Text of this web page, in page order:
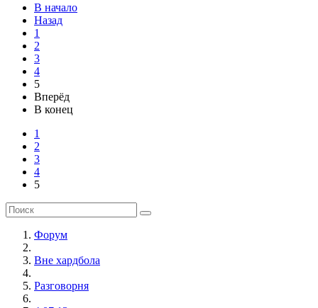
В начало
Назад
1
2
3
4
5
Вперёд
В конец
1
2
3
4
5
Форум
Вне хардбола
Разговорня